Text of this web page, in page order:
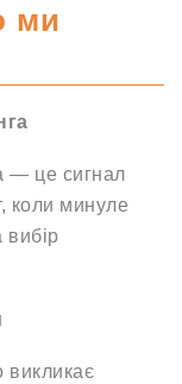
ми
— це сигнал
коли минуле
вибір
викликає